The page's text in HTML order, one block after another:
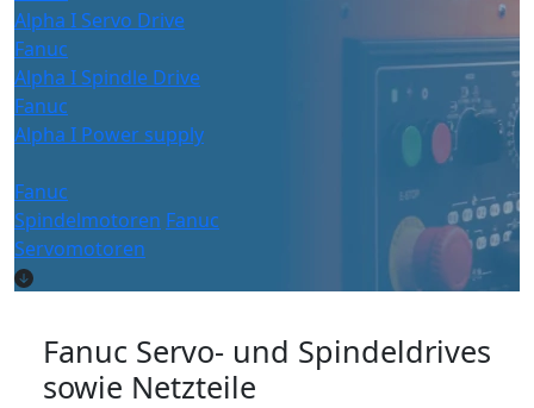
Alpha I Servo Drive
Fanuc
Alpha I Spindle Drive
Fanuc
Alpha I Power supply
Fanuc
Spindelmotoren Fanuc
Servomotoren
Fanuc Servo- und Spindeldrives
sowie Netzteile